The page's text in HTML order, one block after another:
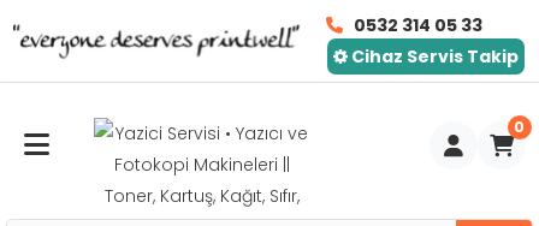
0532 314 05 33
Cihaz Servis Takip
Toggle mobile menu 0